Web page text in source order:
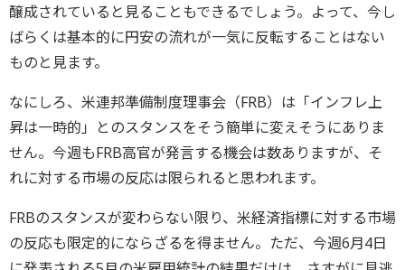
醸成されていると見ることもできるでしょう。よって、今し
ばらくは基本的に円安の流れが一気に反転することはない
ものと見ます。
なにしろ、米連邦準備制度理事会（FRB）は「インフレ上
昇は一時的」とのスタンスをそう簡単に変えそうにありま
せん。今週もFRB高官が発言する機会は数ありますが、そ
れに対する市場の反応は限られると思われます。
FRBのスタンスが変わらない限り、米経済指標に対する市場
の反応も限定的にならざるを得ません。ただ、今週6月4日